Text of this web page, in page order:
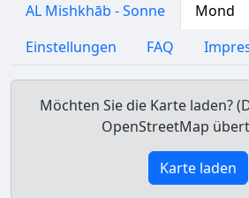
AL Mishkhāb - Sonne Mond
Einstellungen
FAQ
Möchten Sie die Karte laden?
OpenStreetMap
Karte laden